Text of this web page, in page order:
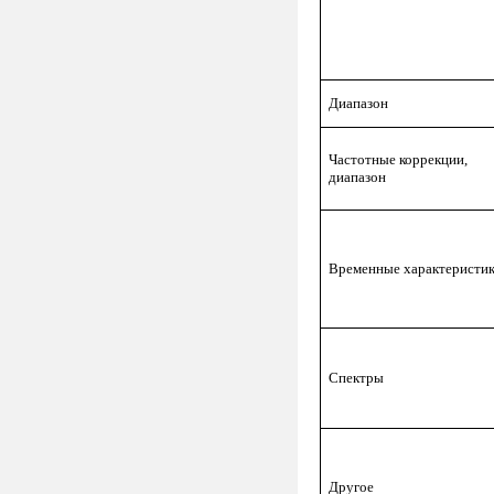
Диапазон
Частотные коррекции,
диапазон
Временные
Спектры
Другое